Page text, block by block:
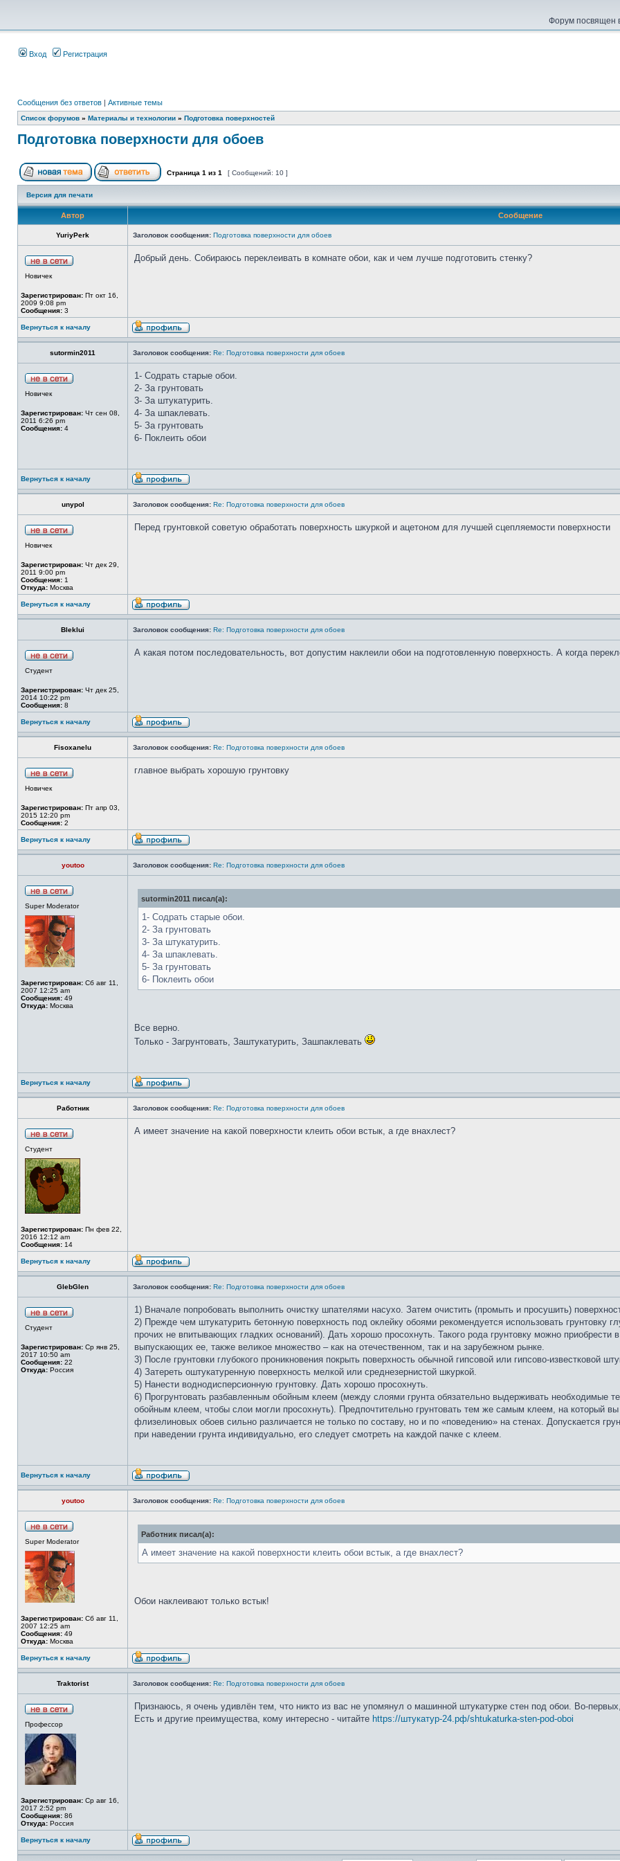
Форум посвящен
Вход Регистрация
Сообщения без ответов | Активные темы
Список форумов » Материалы и технологии » Подготовка поверхностей
Подготовка поверхности для обоев
Страница 1 из 1 [ Сообщений: 10 ]
Версия для печати
Автор Сообщение
YuriyPerk Заголовок сообщения: Подготовка поверхности для обоев
Новичек
Зарегистрирован: Пт окт 16,
2009 9:08 pm
Сообщения: 3
Добрый день. Собираюсь переклеивать в комнате обои, как и чем лучше подготовить стенку?
Вернуться к началу
sutormin2011 Заголовок сообщения: Re: Подготовка поверхности для обоев
Новичек
Зарегистрирован: Чт сен 08,
2011 6:26 pm
Сообщения: 4
1- Содрать старые обои.
2- За грунтовать
3- За штукатурить.
4- За шпаклевать.
5- За грунтовать
6- Поклеить обои
Вернуться к началу
unypol Заголовок сообщения: Re: Подготовка поверхности для обоев
Новичек
Зарегистрирован: Чт дек 29,
2011 9:00 pm
Сообщения: 1
Откуда: Москва
Перед грунтовкой советую обработать поверхность шкуркой и ацетоном для лучшей сцепляемости поверхности
Вернуться к началу
Bleklui Заголовок сообщения: Re: Подготовка поверхности для обоев
Студент
Зарегистрирован: Чт дек 25,
2014 10:22 pm
Сообщения: 8
А какая потом последовательность, вот допустим наклеили обои на подготовленную поверхность. А когда
Вернуться к началу
Fisoxanelu Заголовок сообщения: Re: Подготовка поверхности для обоев
Новичек
Зарегистрирован: Пт апр 03,
2015 12:20 pm
Сообщения: 2
главное выбрать хорошую грунтовку
Вернуться к началу
youtoo Заголовок сообщения: Re: Подготовка поверхности для обоев
Super Moderator
Зарегистрирован: Сб авг 11,
2007 12:25 am
Сообщения: 49
Откуда: Москва
sutormin2011 писал(а):
1- Содрать старые обои.
2- За грунтовать
3- За штукатурить.
4- За шпаклевать.
5- За грунтовать
6- Поклеить обои
Все верно.
Только - Загрунтовать, Заштукатурить, Зашпаклевать
Вернуться к началу
Работник Заголовок сообщения: Re: Подготовка поверхности для обоев
Студент
Зарегистрирован: Пн фев 22,
2016 12:12 am
Сообщения: 14
А имеет значение на какой поверхности клеить обои встык, а где внахлест?
Вернуться к началу
GlebGlen Заголовок сообщения: Re: Подготовка поверхности для обоев
Студент
Зарегистрирован: Ср янв 25,
2017 10:50 am
Сообщения: 22
Откуда: Россия
1) Вначале попробовать выполнить очистку шпателями насухо. Затем очистить (промыть и просушить)
2) Прежде чем штукатурить бетонную поверхность под оклейку обоями рекомендуется использовать грунтовку
прочих не впитывающих гладких оснований). Дать хорошо просохнуть. Такого рода грунтовку можно
выпускающих ее, также великое множество – как на отечественном, так и на зарубежном рынке.
3) После грунтовки глубокого проникновения покрыть поверхность обычной гипсовой или гипсово-известковой
4) Затереть оштукатуренную поверхность мелкой или среднезернистой шкуркой.
5) Нанести воднодисперсионную грунтовку. Дать хорошо просохнуть.
6) Прогрунтовать разбавленным обойным клеем (между слоями грунта обязательно выдерживать необходимые
обойным клеем, чтобы слои могли просохнуть). Предпочтительно грунтовать тем же самым клеем, на который
флизелиновых обоев сильно различается не только по составу, но и по «поведению» на стенах. Допускается
при наведении грунта индивидуально, его следует смотреть на каждой пачке с клеем.
Вернуться к началу
youtoo Заголовок сообщения: Re: Подготовка поверхности для обоев
Super Moderator
Зарегистрирован: Сб авг 11,
2007 12:25 am
Сообщения: 49
Откуда: Москва
Работник писал(а):
А имеет значение на какой поверхности клеить обои встык, а где внахлест?
Обои наклеивают только встык!
Вернуться к началу
Traktorist Заголовок сообщения: Re: Подготовка поверхности для обоев
Профессор
Зарегистрирован: Ср авг 16,
2017 2:52 pm
Сообщения: 86
Откуда: Россия
Признаюсь, я очень удивлён тем, что никто из вас не упомянул о машинной штукатурке стен под обои. Во-
Есть и другие преимущества, кому интересно - читайте https://штукатур-24.рф/shtukaturka-sten-pod-oboi
Вернуться к началу